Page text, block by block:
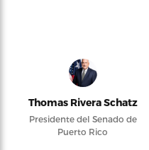
Thomas Rivera Schatz
Presidente del Senado de
Puerto Rico